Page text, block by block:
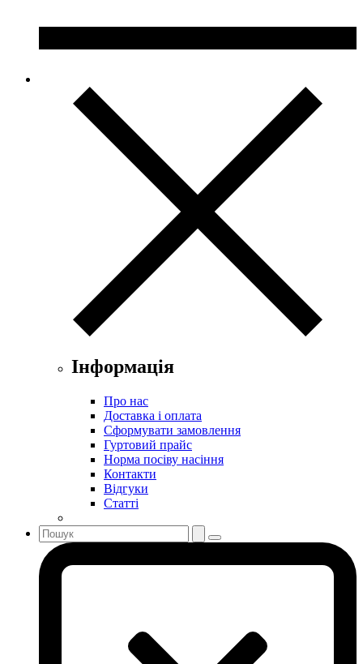
Інформація
Про нас
Доставка і оплата
Сформувати замовлення
Гуртовий прайс
Норма посіву насіння
Контакти
Відгуки
Статті